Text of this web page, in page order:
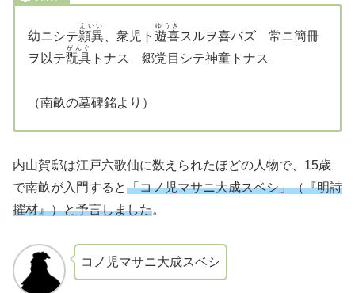
幼ニシテ頴異
えいい
、衆児ト 遊喜
ゆうき
スルヲ喜バズ 常ニ簡冊
ヲ以テ翫具
がんぐ
トナス 郷党目シテ神童トナス
（南畝の墓碑銘より）
内山賀邸は江戸六歌仙に数えられたほどの人物で、15歳
で南畝が入門すると「コノ児マサニ大成スベシ」（『明詩
擢材』）と予言しました。
コノ児マサニ大成スベシ